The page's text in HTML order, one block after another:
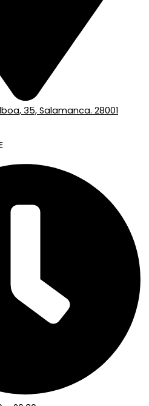
35, Salamanca. 28001